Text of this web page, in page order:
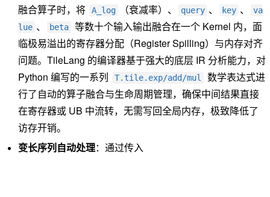
融合算子时，将
A_log （衰减率）、 query 、 key 、
va
lue 、 beta
等数十个输入输出融合在一个 Kernel 内，面
临极易溢出的寄存器分配（Register Spilling）与内存对齐
问题。TileLang 的编译器基于强大的底层 IR 分析能力，对
Python 编写的一系列
T.tile.exp/add/mul
数学表达式进
行了自动的算子融合与生命周期管理，确保中间结果直接
在寄存器或 UB 中流转，无需写回全局内存，极致降低了
访存开销。
变长序列自动处理：通过传入